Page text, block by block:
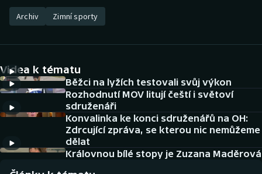
Atletika
DALŠÍ SPORTY
Americký fotbal
Baseball a softbal
NEPŘEHLÉDNĚTE
Archiv Zimní sporty
Videa k tématu
Běžci na lyžích testovali svůj výkon
Rozhodnutí MOV litují čeští i světoví
sdruženáři
Konvalinka ke konci sdruženářů na OH:
Zdrcující zpráva, se kterou nic nemůžeme
dělat
Královnou bílé stopy je Zuzana Maděrová